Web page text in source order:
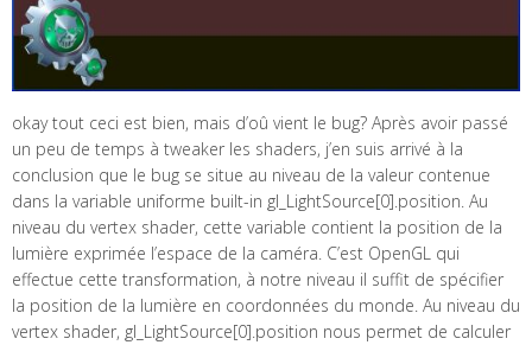
okay tout ceci est bien, mais d’oû vient le bug? Après avoir passé
un peu de temps à tweaker les shaders, j’en suis arrivé à la
conclusion que le bug se situe au niveau de la valeur contenue
dans la variable uniforme built-in gl_LightSource[0].position. Au
niveau du vertex shader, cette variable contient la position de la
lumière exprimée l’espace de la caméra. C’est OpenGL qui
effectue cette transformation, à notre niveau il suffit de spécifier
la position de la lumière en coordonnées du monde. Au niveau du
vertex shader, gl_LightSource[0].position nous permet de calculer